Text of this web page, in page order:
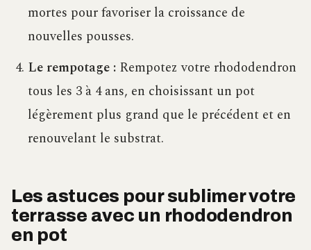
mortes pour favoriser la croissance de
nouvelles pousses.
Le rempotage : Rempotez votre rhododendron
tous les 3 à 4 ans, en choisissant un pot
légèrement plus grand que le précédent et en
renouvelant le substrat.
Les astuces pour sublimer votre
terrasse avec un rhododendron
en pot